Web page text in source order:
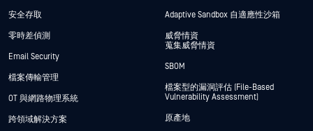
安全存取
零時差偵測
Email Security
檔案傳輸管理
OT 與網路物理系統
跨領域解決方案
Adaptive Sandbox 自適應性沙箱
威脅情資
蒐集威脅情資
SBOM
檔案型的漏洞評估 (File-Based
Vulnerability Assessment)
原產地